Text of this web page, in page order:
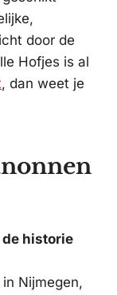
door de
Hofjes is al
, dan weet je
de historie
Nijmegen,